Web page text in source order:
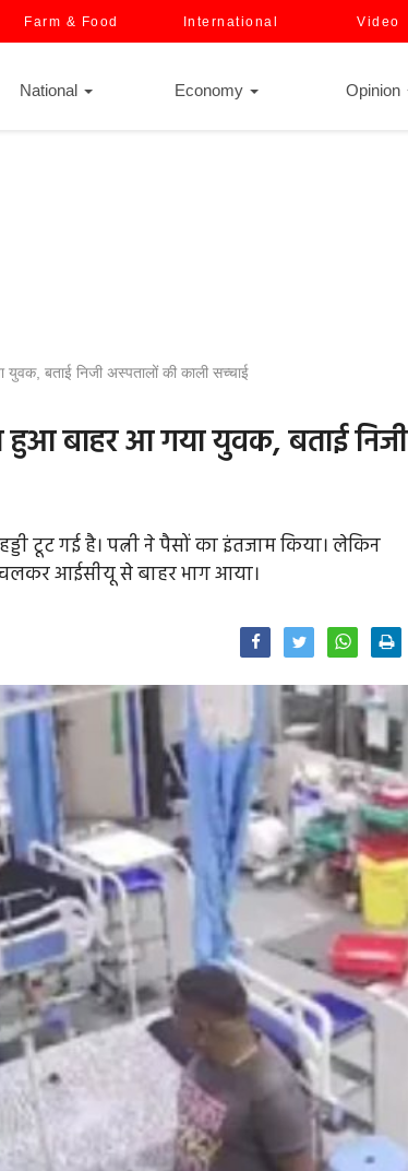
Farm & Food International Video
National Economy Opinion
बताई निजी अस्पतालों की काली सच्चाई
बाहर आ गया युवक, बताई निजी
टूट गई है। पत्नी ने पैसों का इंतजाम किया। लेकिन
आईसीयू से बाहर भाग आया।